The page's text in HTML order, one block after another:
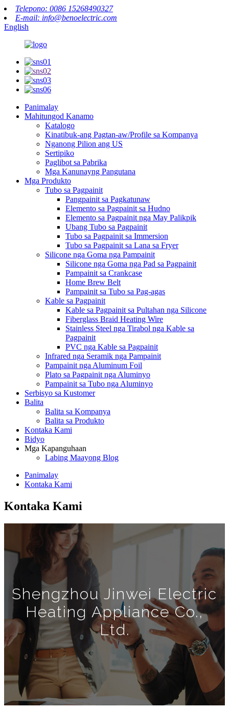
Telepono: 0086 15268490327
E-mail: info@benoelectric.com
English
Panimalay
Mahitungod Kanamo
Katalogo
Kinatibuk-ang Pagtan-aw/Profile sa Kompanya
Nganong Pilion ang US
Sertipiko
Paglibot sa Pabrika
Mga Kanunayng Pangutana
Mga Produkto
Tubo sa Pagpainit
Pangpainit sa Pagkatunaw
Elemento sa Pagpainit sa Hudno
Elemento sa Pagpainit nga May Palikpik
Ubang Tubo sa Pagpainit
Tubo sa Pagpainit sa Immersion
Tubo sa Pagpainit sa Lana sa Fryer
Silicone nga Goma nga Pampainit
Silicone nga Goma nga Pad sa Pagpainit
Pampainit sa Crankcase
Home Brew Belt
Pampainit sa Tubo sa Pag-agas
Kable sa Pagpainit
Kable sa Pagpainit sa Pultahan nga Silicone
Fiberglass Braid Heating Wire
Stainless Steel nga Tirabol nga Kable sa
Pagpainit
PVC nga Kable sa Pagpainit
Infrared nga Seramik nga Pampainit
Pampainit nga Aluminum Foil
Plato sa Pagpainit nga Aluminyo
Pampainit sa Tubo nga Aluminyo
Serbisyo sa Kustomer
Balita
Balita sa Kompanya
Balita sa Produkto
Kontaka Kami
Bidyo
Mga Kapanguhaan
Labing Maayong Blog
Panimalay
Kontaka Kami
Kontaka Kami
Shengzhou Jinwei Electric
Heating Appliance Co.,
Ltd.